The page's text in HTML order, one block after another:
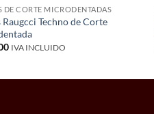
DE CORTE MICRODENTADAS
Raugcci Techno de Corte
IVA INCLUIDO